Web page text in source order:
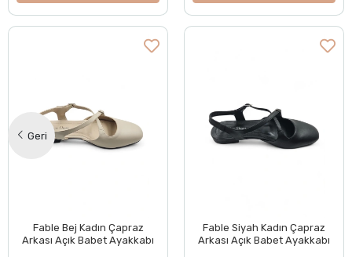
Geri
Fable Bej Kadın Çapraz
Arkası Açık Babet Ayakkabı
Fable Siyah Kadın Çapraz
Arkası Açık Babet Ayakkabı